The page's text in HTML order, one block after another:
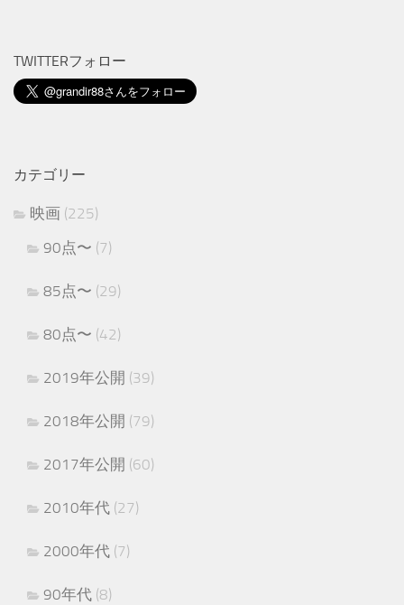
TWITTERフォロー
カテゴリー
映画 (225)
90点〜 (7)
85点〜 (29)
80点〜 (42)
2019年公開 (39)
2018年公開 (79)
2017年公開 (60)
2010年代 (27)
2000年代 (7)
90年代 (8)